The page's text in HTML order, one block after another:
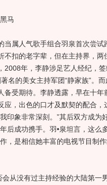
马
属人气歌手组合羽泉首次尝试
不扣的老字辈，但在主持界，
年，李静涉足艺人经纪，签
名的美女主持军团“静家族”。
备受期待。李静透露，早在十年
应，出色的口才及默契的配合
印象非常深刻。”其后双方成为
后成功携手。羽•泉坦言，这么
，是相信她丰富的电视节目制
从没有过主持经验的大陆第一